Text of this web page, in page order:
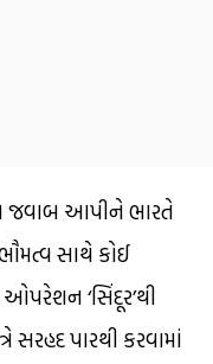
જવાબ આપીને ભારતે
સાથે કોઈ
‘સિંદૂર’થી
સરહદ પારથી કરવામાં